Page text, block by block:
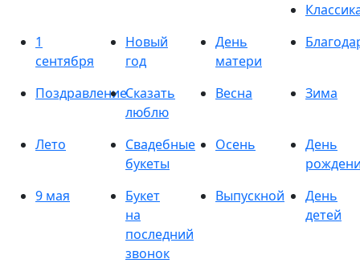
1
сентября
Новый
год
День
матери
ПоздравлениеСказать
люблю
Весна Зима
Лето
Свадебные
букеты
Осень
День
9 мая
Букет
на
последний
звонок
Выпускной
День
детей